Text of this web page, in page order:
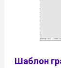
Шаблон